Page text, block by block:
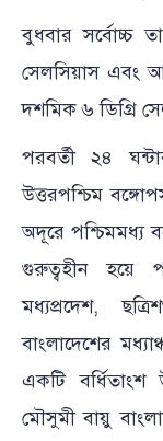
বুধবার সর্বোচ্চ
সেলসিয়াস এবং
দশমিক ৬ ডিগ্রি
পরবর্তী ২৪
উত্তরপশ্চিম
অদূরে পশ্চিমমধ্য
গুরুত্বহীন হয়ে
মধ্যপ্রদেশ,
বাংলাদেশের
একটি বর্ধিতাংশ
মৌসুমী বায়ু